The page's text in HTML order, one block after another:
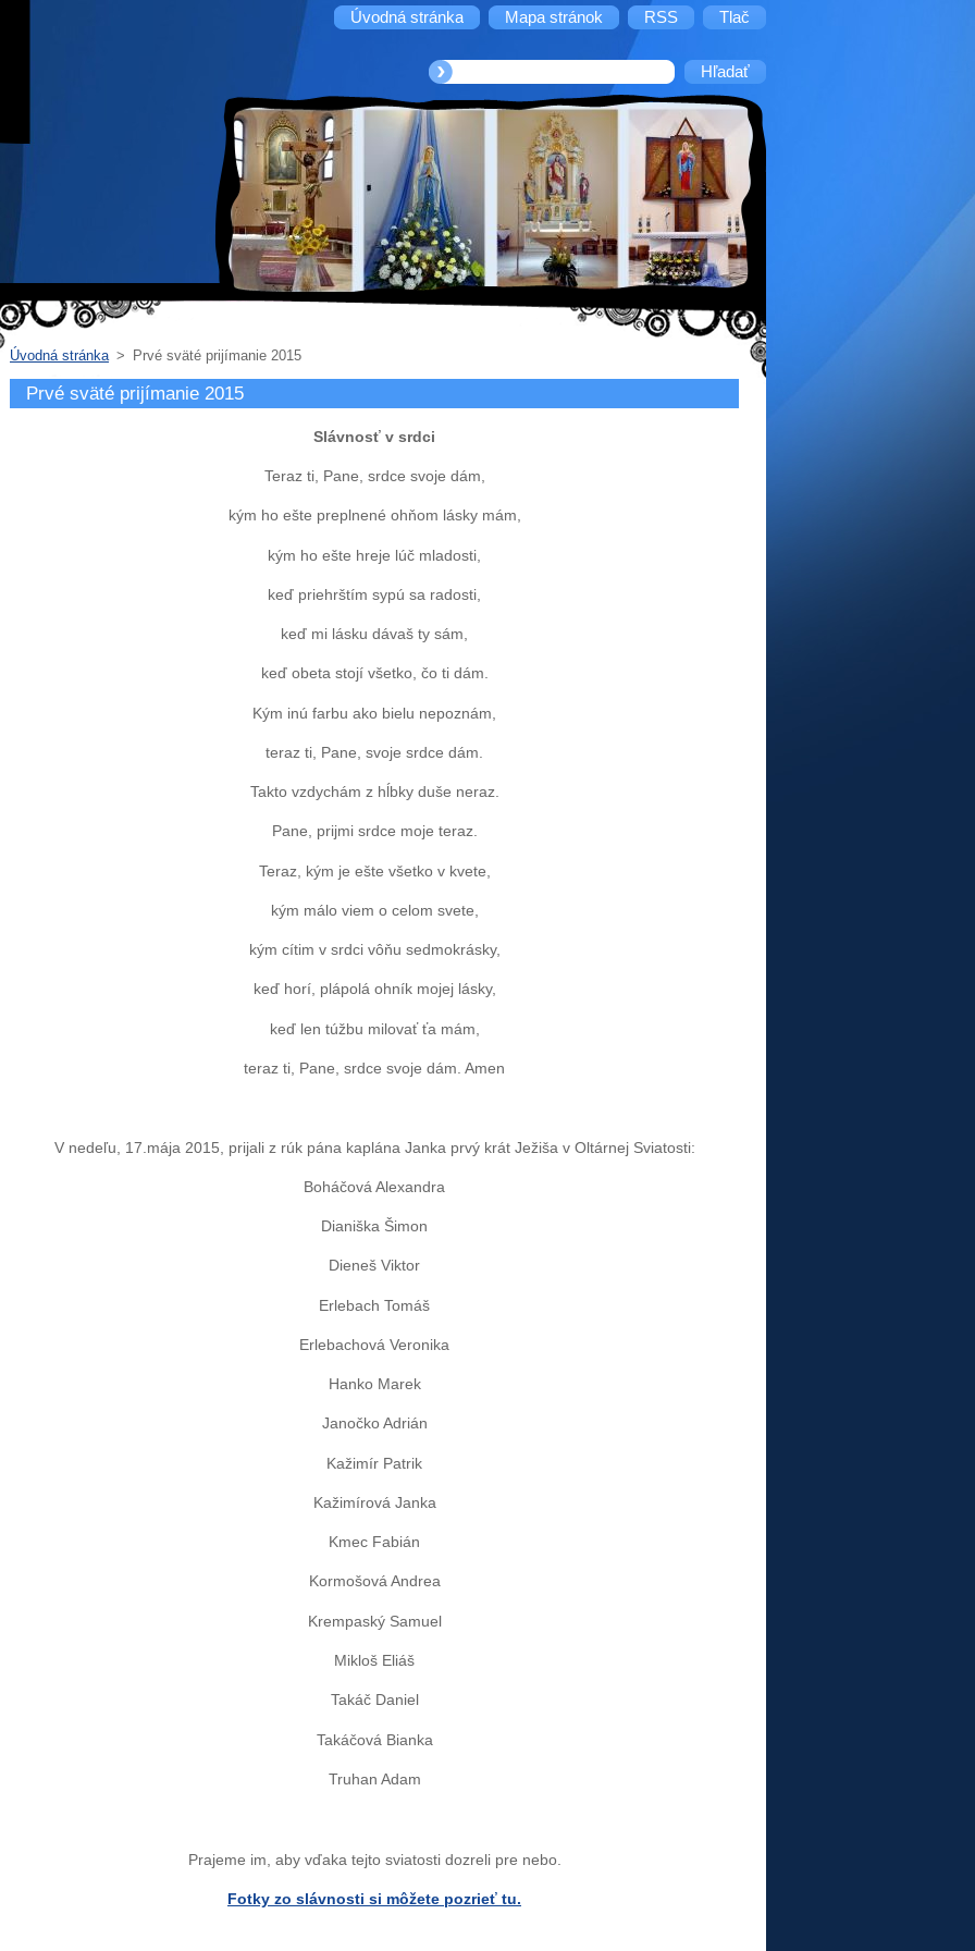
Úvodná stránka Mapa stránok RSS Tlač
Úvodná stránka > Prvé sväté prijímanie 2015
Prvé sväté prijímanie 2015
Slávnosť v srdci
Teraz ti, Pane, srdce svoje dám,
kým ho ešte preplnené ohňom lásky mám,
kým ho ešte hreje lúč mladosti,
keď priehrštím sypú sa radosti,
keď mi lásku dávaš ty sám,
keď obeta stojí všetko, čo ti dám.
Kým inú farbu ako bielu nepoznám,
teraz ti, Pane, svoje srdce dám.
Takto vzdychám z hĺbky duše neraz.
Pane, prijmi srdce moje teraz.
Teraz, kým je ešte všetko v kvete,
kým málo viem o celom svete,
kým cítim v srdci vôňu sedmokrásky,
keď horí, plápolá ohník mojej lásky,
keď len túžbu milovať ťa mám,
teraz ti, Pane, srdce svoje dám. Amen
V nedeľu, 17.mája 2015, prijali z rúk pána kaplána Janka prvý krát Ježiša v Oltárnej Sviatosti:
Boháčová Alexandra
Dianiška Šimon
Dieneš Viktor
Erlebach Tomáš
Erlebachová Veronika
Hanko Marek
Janočko Adrián
Kažimír Patrik
Kažimírová Janka
Kmec Fabián
Kormošová Andrea
Krempaský Samuel
Mikloš Eliáš
Takáč Daniel
Takáčová Bianka
Truhan Adam
Prajeme im, aby vďaka tejto sviatosti dozreli pre nebo.
Fotky zo slávnosti si môžete pozrieť tu.